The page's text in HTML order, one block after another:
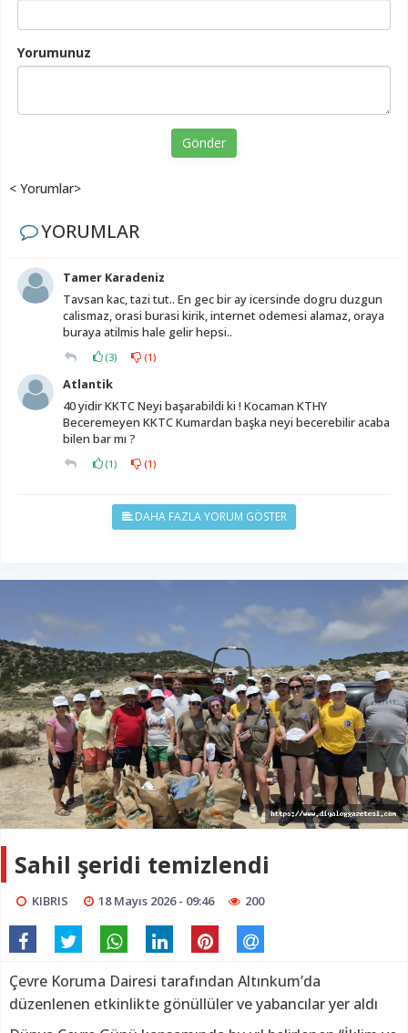
Yorumunuz
Gönder
< Yorumlar>
YORUMLAR
Tamer Karadeniz
Tavsan kac, tazi tut.. En gec bir ay icersinde dogru duzgun
calismaz, orasi burasi kirik, internet odemesi alamaz, oraya
buraya atilmis hale gelir hepsi..
(3) (1)
Atlantik
40 yidir KKTC Neyi başarabildi ki ! Kocaman KTHY
Beceremeyen KKTC Kumardan başka neyi becerebilir acaba
bilen bar mı ?
(1) (1)
DAHA FAZLA YORUM GÖSTER
Sahil şeridi temizlendi
KIBRIS 18 Mayıs 2026 - 09:46 200
Çevre Koruma Dairesi tarafından Altınkum’da
düzenlenen etkinlikte gönüllüler ve yabancılar yer aldı